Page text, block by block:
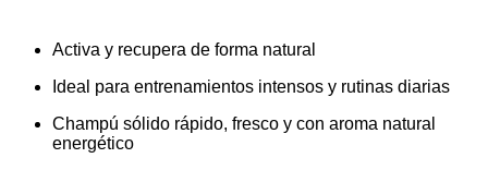
Activa y recupera de forma natural
Ideal para entrenamientos intensos y rutinas diarias
Champú sólido rápido, fresco y con aroma natural
energético